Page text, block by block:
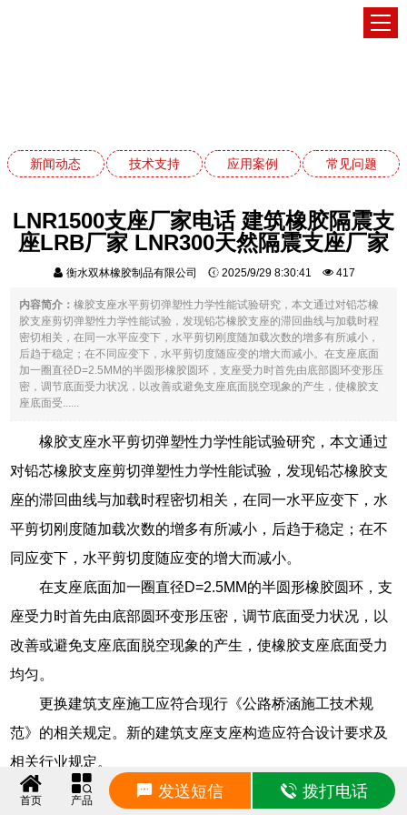
新闻动态 技术支持 应用案例 常见问题
LNR1500支座厂家电话 建筑橡胶隔震支
座LRB厂家 LNR300天然隔震支座厂家
衡水双林橡胶制品有限公司 2025/9/29 8:30:41 417
内容简介：橡胶支座水平剪切弹塑性力学性能试验研究，本文通过对铅芯橡
胶支座剪切弹塑性力学性能试验，发现铅芯橡胶支座的滞回曲线与加载时程
密切相关，在同一水平应变下，水平剪切刚度随加载次数的增多有所减小，
后趋于稳定；在不同应变下，水平剪切度随应变的增大而减小。在支座底面
加一圈直径D=2.5MM的半圆形橡胶圆环，支座受力时首先由底部圆环变形压
密，调节底面受力状况，以改善或避免支座底面脱空现象的产生，使橡胶支
座底面受......
橡胶支座水平剪切弹塑性力学性能试验研究，本文通过
对铅芯橡胶支座剪切弹塑性力学性能试验，发现铅芯橡胶支
座的滞回曲线与加载时程密切相关，在同一水平应变下，水
平剪切刚度随加载次数的增多有所减小，后趋于稳定；在不
同应变下，水平剪切度随应变的增大而减小。
在支座底面加一圈直径D=2.5MM的半圆形橡胶圆环，支
座受力时首先由底部圆环变形压密，调节底面受力状况，以
改善或避免支座底面脱空现象的产生，使橡胶支座底面受力
均匀。
更换建筑支座施工应符合现行《公路桥涵施工技术规
范》的相关规定。新的建筑支座支座构造应符合设计要求及
相关行业规定。
这种裂缝一般是在混凝土内部温度比稳定温度高得多的
首页 产品 发送短信 拨打电话